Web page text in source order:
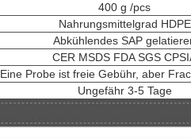
400 g /pcs
Nahrungsmittelgrad HDPE
Abkühlendes SAP
CER MSDS FDA SGS
Eine Probe ist freie Gebühr, aber
Ungefähr 3-5 Tage